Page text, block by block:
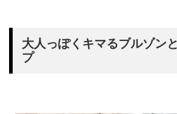
大人っぽくキマるブルゾン
プ